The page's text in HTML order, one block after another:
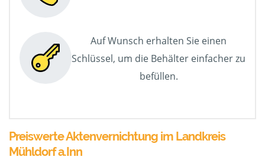
Auf Wunsch erhalten Sie einen
Schlüssel, um die Behälter einfacher zu
befüllen.
Preiswerte Aktenvernichtung im Landkreis
Mühldorf a.Inn